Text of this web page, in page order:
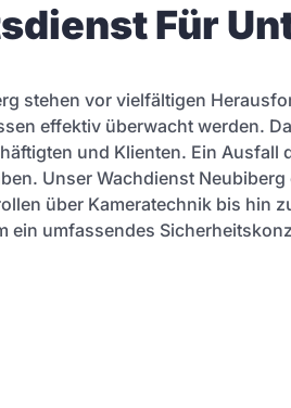
Für
stehen vor vielfältigen
effektiv überwacht werden.
und Klienten. Ein
Unser Wachdienst
über Kameratechnik bis hin
ein umfassendes